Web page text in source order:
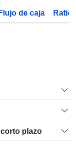
Flujo de caja
plazo